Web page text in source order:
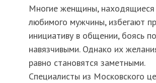
Многие женщины, находящиеся
любимого мужчины, избегают
инициативу в общении, боясь
навязчивыми. Однако их
равно становятся заметными.
Специалисты из Московского